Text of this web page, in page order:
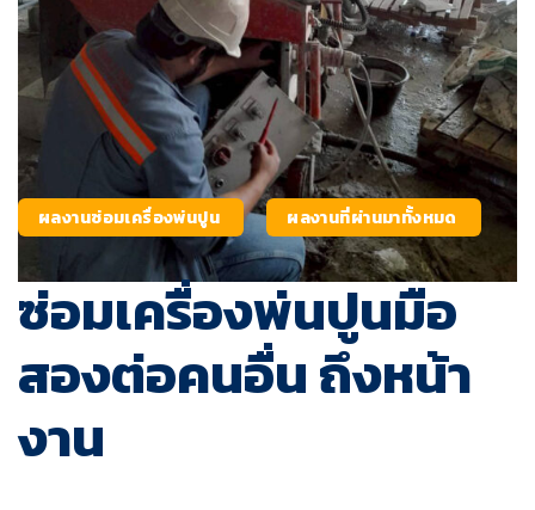
ผลงานซ่อมเครื่องพ่นปูน ผลงานที่ผ่านมาทั้งหมด
ซ่อมเครื่องพ่นปูนมือ
สองต่อคนอื่น ถึงหน้า
งาน